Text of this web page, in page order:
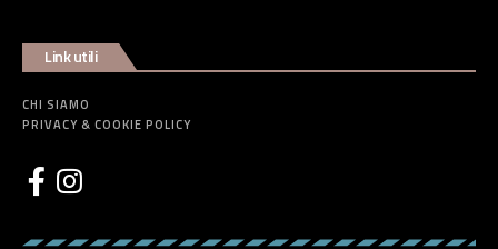
Link utili
CHI SIAMO
PRIVACY & COOKIE POLICY